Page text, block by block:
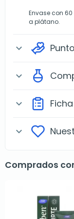
Envase con
a plátano.
expand_more
expand_more
expand_more
expand_more
Comprados